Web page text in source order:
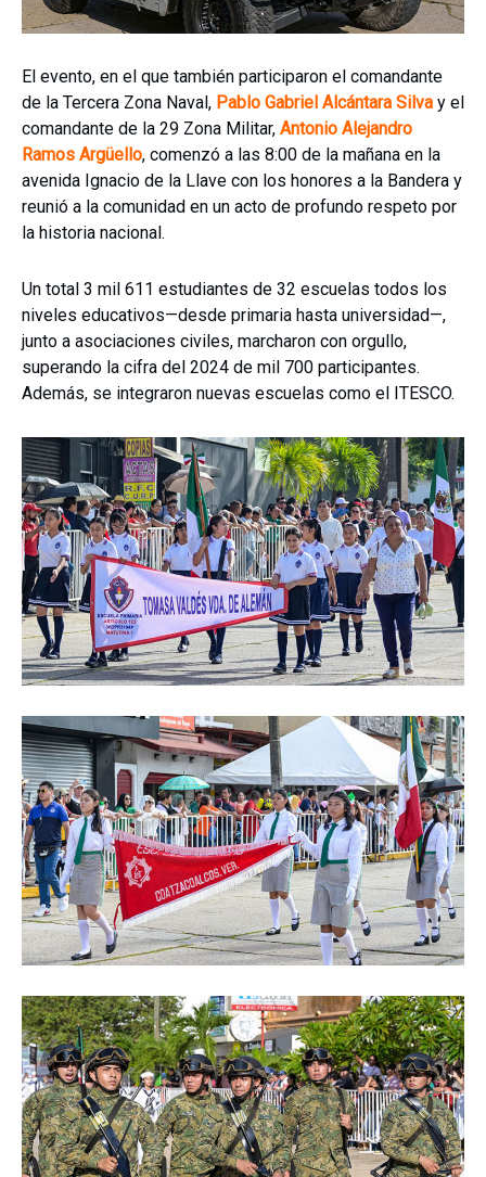
El evento, en el que también participaron el comandante
de la Tercera Zona Naval, Pablo Gabriel Alcántara Silva y el
comandante de la 29 Zona Militar, Antonio Alejandro
Ramos Argüello, comenzó a las 8:00 de la mañana en la
avenida Ignacio de la Llave con los honores a la Bandera y
reunió a la comunidad en un acto de profundo respeto por
la historia nacional.
Un total 3 mil 611 estudiantes de 32 escuelas todos los
niveles educativos—desde primaria hasta universidad—,
junto a asociaciones civiles, marcharon con orgullo,
superando la cifra del 2024 de mil 700 participantes.
Además, se integraron nuevas escuelas como el ITESCO.